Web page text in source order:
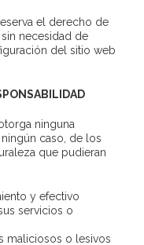
el derecho de
necesidad de
del sitio web
ninguna
caso, de los
que pudieran
y efectivo
servicios o
maliciosos o lesivos